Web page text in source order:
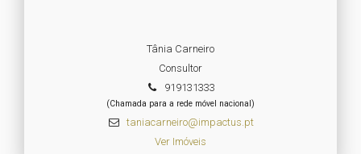
Tânia Carneiro
Consultor
919131333
(Chamada para a rede móvel nacional)
taniacarneiro@impactus.pt
Ver Imóveis